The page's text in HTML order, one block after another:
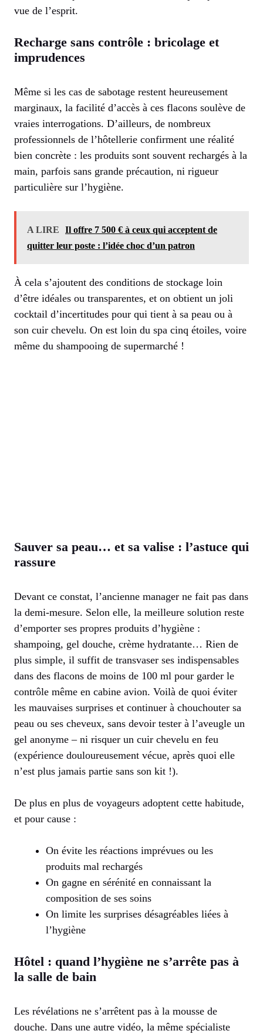
vue de l’esprit.
Recharge sans contrôle : bricolage et
imprudences
Même si les cas de sabotage restent heureusement
marginaux, la facilité d’accès à ces flacons soulève de
vraies interrogations. D’ailleurs, de nombreux
professionnels de l’hôtellerie confirment une réalité
bien concrète : les produits sont souvent rechargés à la
main, parfois sans grande précaution, ni rigueur
particulière sur l’hygiène.
A LIRE
Il offre 7 500 € à ceux qui acceptent de
quitter leur poste : l’idée choc d’un patron
À cela s’ajoutent des conditions de stockage loin
d’être idéales ou transparentes, et on obtient un joli
cocktail d’incertitudes pour qui tient à sa peau ou à
son cuir chevelu. On est loin du spa cinq étoiles, voire
même du shampooing de supermarché !
Sauver sa peau… et sa valise : l’astuce qui
rassure
Devant ce constat, l’ancienne manager ne fait pas dans
la demi-mesure. Selon elle, la meilleure solution reste
d’emporter ses propres produits d’hygiène :
shampoing, gel douche, crème hydratante… Rien de
plus simple, il suffit de transvaser ses indispensables
dans des flacons de moins de 100 ml pour garder le
contrôle même en cabine avion. Voilà de quoi éviter
les mauvaises surprises et continuer à chouchouter sa
peau ou ses cheveux, sans devoir tester à l’aveugle un
gel anonyme – ni risquer un cuir chevelu en feu
(expérience douloureusement vécue, après quoi elle
n’est plus jamais partie sans son kit !).
De plus en plus de voyageurs adoptent cette habitude,
et pour cause :
On évite les réactions imprévues ou les
produits mal rechargés
On gagne en sérénité en connaissant la
composition de ses soins
On limite les surprises désagréables liées à
l’hygiène
Hôtel : quand l’hygiène ne s’arrête pas à
la salle de bain
Les révélations ne s’arrêtent pas à la mousse de
douche. Dans une autre vidéo, la même spécialiste